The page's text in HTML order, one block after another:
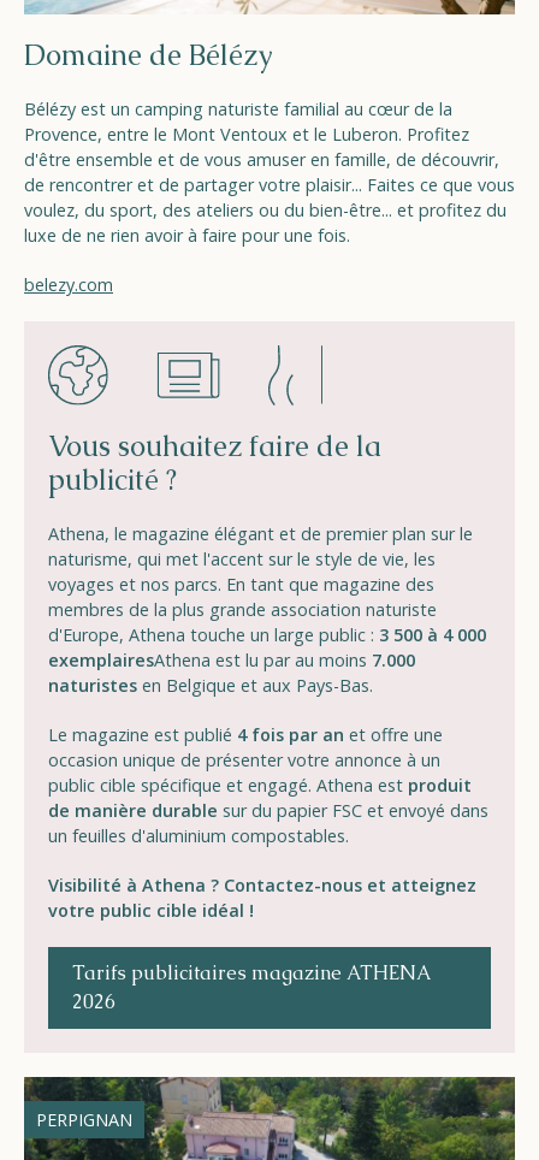
Domaine de Bélézy
Bélézy est un camping naturiste familial au cœur de la
Provence, entre le Mont Ventoux et le Luberon. Profitez
d'être ensemble et de vous amuser en famille, de découvrir,
de rencontrer et de partager votre plaisir... Faites ce que vous
voulez, du sport, des ateliers ou du bien-être... et profitez du
luxe de ne rien avoir à faire pour une fois.
belezy.com
Vous souhaitez faire de la
publicité ?
Athena, le magazine élégant et de premier plan sur le
naturisme, qui met l'accent sur le style de vie, les
voyages et nos parcs. En tant que magazine des
membres de la plus grande association naturiste
d'Europe, Athena touche un large public : 3 500 à 4 000
exemplairesAthena est lu par au moins 7.000
naturistes en Belgique et aux Pays-Bas.
Le magazine est publié 4 fois par an et offre une
occasion unique de présenter votre annonce à un
public cible spécifique et engagé. Athena est produit
de manière durable sur du papier FSC et envoyé dans
un feuilles d'aluminium compostables.
Visibilité à Athena ? Contactez-nous et atteignez
votre public cible idéal !
Tarifs publicitaires magazine ATHENA
2026
PERPIGNAN